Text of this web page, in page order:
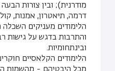
מודרנית); ובין צורות
דרמה, תיאטרון, אמנות,
הלימודים מעניקים
והתרבות בדגש על גישות
ובינתחומיות.
הלימודים הקלאסיים